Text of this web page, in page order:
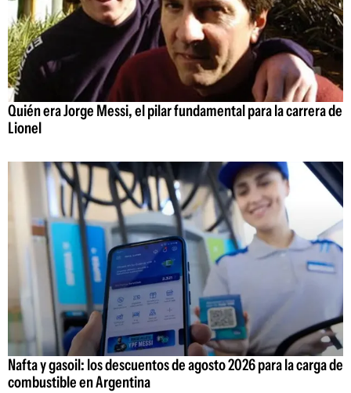
Quién era Jorge Messi, el pilar fundamental para la carrera de
Lionel
Nafta y gasoil: los descuentos de agosto 2026 para la carga de
combustible en Argentina